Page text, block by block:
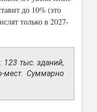
до 10% (это
только в 2027-
123 тыс. зданий,
мест. Суммарно